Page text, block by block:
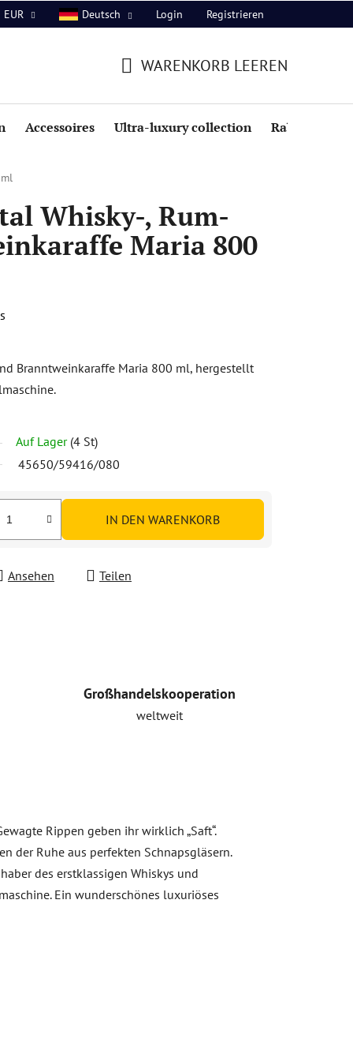
EUR Deutsch Login Registrieren
WARENKORB LEEREN
Accessoires Ultra-luxury collection Rabatte
Whisky-, Rum-
Maria 800
Branntweinkaraffe Maria 800 ml, hergestellt
Auf Lager (4 St)
45650/59416/080
IN DEN WARENKORB
Ansehen Teilen
Großhandelskooperation
weltweit
Rippen geben ihr wirklich „Saft“.
der Ruhe aus perfekten Schnapsgläsern.
des erstklassigen Whiskys und
Ein wunderschönes luxuriöses